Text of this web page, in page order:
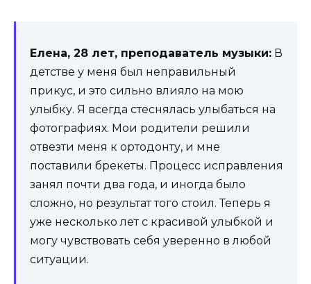
Елена, 28 лет, преподаватель музыки: В
детстве у меня был неправильный
прикус, и это сильно влияло на мою
улыбку. Я всегда стеснялась улыбаться на
фотографиях. Мои родители решили
отвезти меня к ортодонту, и мне
поставили брекеты. Процесс исправления
занял почти два года, и иногда было
сложно, но результат того стоил. Теперь я
уже несколько лет с красивой улыбкой и
могу чувствовать себя уверенно в любой
ситуации.